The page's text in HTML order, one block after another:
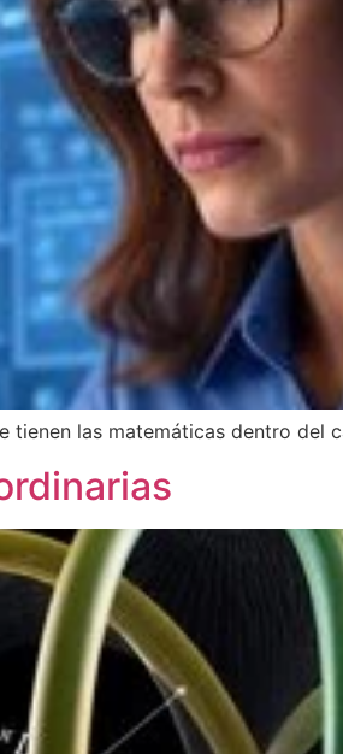
las matemáticas dentro del